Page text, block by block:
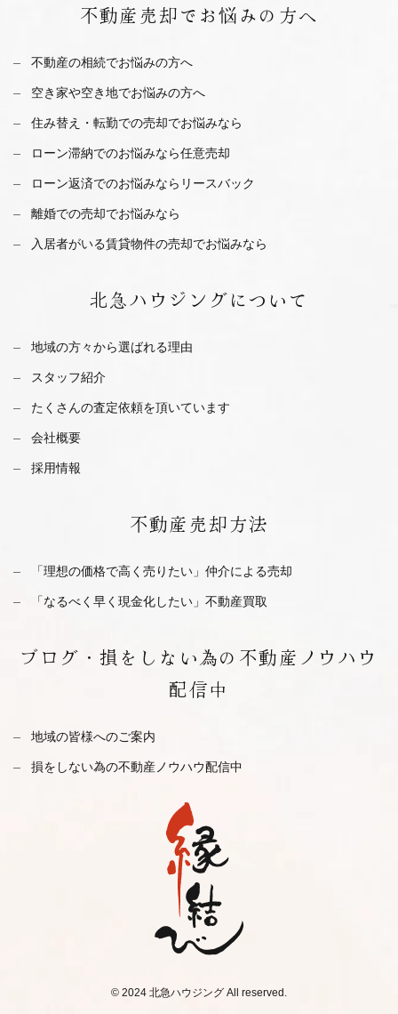
不動産売却で お悩みの方へ
不動産の相続でお悩みの方へ
空き家や空き地でお悩みの方へ
住み替え・転勤での売却でお悩みなら
ローン滞納でのお悩みなら任意売却
ローン返済でのお悩みならリースバック
離婚での売却でお悩みなら
入居者がいる賃貸物件の売却でお悩みなら
北急ハウジングについて
地域の方々から選ばれる理由
スタッフ紹介
たくさんの査定依頼を頂いています
会社概要
採用情報
不動産 売却方法
「理想の価格で高く売りたい」仲介による売却
「なるべく早く現金化したい」不動産買取
ブログ・ 損をしない為の不動産ノウハウ
配信中
地域の皆様へのご案内
損をしない為の不動産ノウハウ配信中
© 2024 北急ハウジング All reserved.